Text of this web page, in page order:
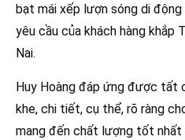
bạt mái xếp lượn sóng di
yêu cầu của khách hàng khắp
Nai.
Huy Hoàng đáp ứng được tất
khe, chi tiết, cụ thể, rõ ràng
mang đến chất lượng tốt nhất